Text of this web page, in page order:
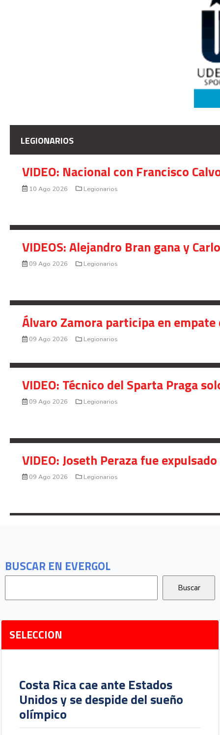
BUSCAR EN EVERGOL
SELECCION
Costa Rica cae ante Estados
Unidos y se despide del sueño
olímpico
LEGIONARIOS
VIDEO: Nacional con Francisco
10 Ago 2026 Legionarios
VIDEOS: Alejandro Bran gana y
09 Ago 2026 Legionarios
Álvaro Zamora participa en
09 Ago 2026 Legionarios
VIDEO: Técnico del Sparta Praga
09 Ago 2026 Legionarios
VIDEO: Joseth Peraza fue
09 Ago 2026 Legionarios